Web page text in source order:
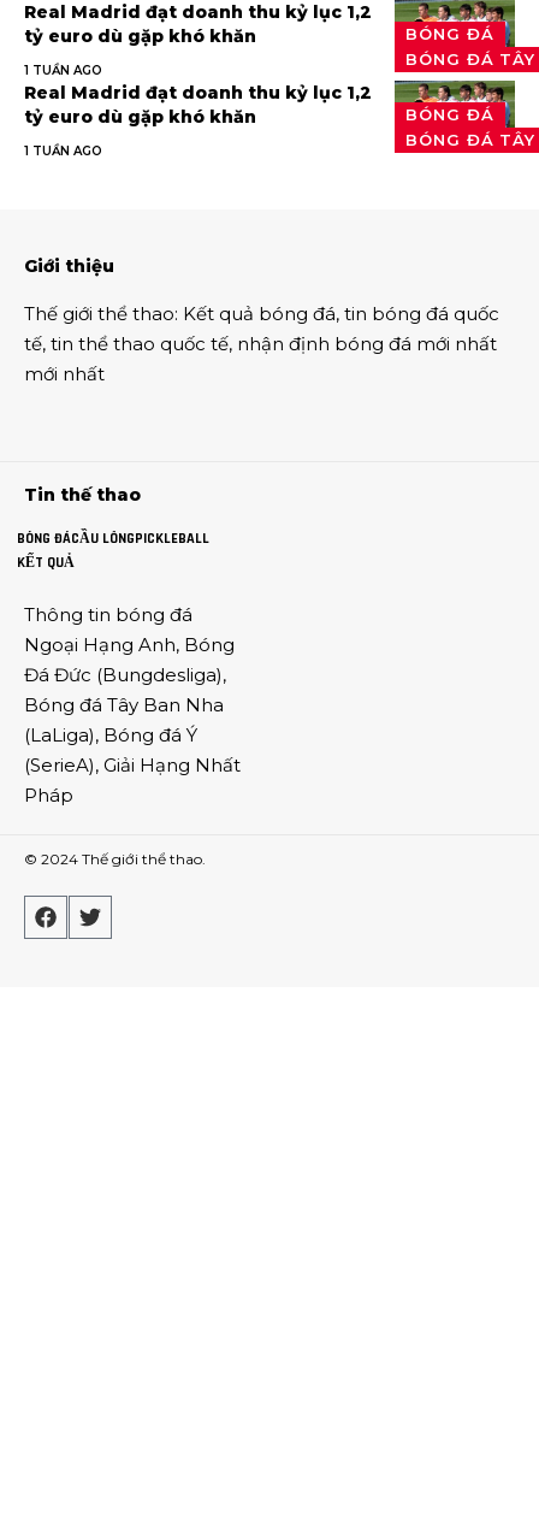
BÓNG ĐÁ
BÓNG ĐÁ
Real Madrid đạt doanh thu kỷ lục 1,2
tỷ euro dù gặp khó khăn
1 TUẦN AGO
BÓNG ĐÁ
BÓNG ĐÁ
Real Madrid đạt doanh thu kỷ lục 1,2
tỷ euro dù gặp khó khăn
1 TUẦN AGO
Giới thiệu
Thế giới thể thao: Kết quả bóng đá, tin bóng đá quốc
tế, tin thể thao quốc tế, nhận định bóng đá mới nhất
mới nhất
Tin thế thao
BÓNG ĐÁCẦU LÔNGPICKLEBALL
KẾT QUẢ
Thông tin bóng đá
Ngoại Hạng Anh, Bóng
Đá Đức (Bungdesliga),
Bóng đá Tây Ban Nha
(LaLiga), Bóng đá Ý
(SerieA), Giải Hạng Nhất
Pháp
© 2024 Thế giới thể thao.